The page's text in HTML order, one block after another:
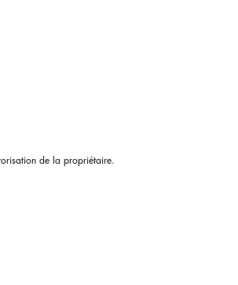
de la propriétaire.